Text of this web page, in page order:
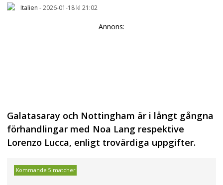
Italien -2026-01-18 kl 21:02
Annons:
Galatasaray och Nottingham är i långt gångna
förhandlingar med Noa Lang respektive
Lorenzo Lucca, enligt trovärdiga uppgifter.
Kommande 5 matcher